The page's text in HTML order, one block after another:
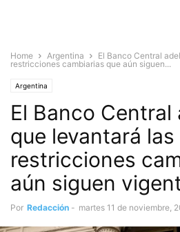
Home Argentina
El Banco Central
restricciones cambiarias que aún siguen...
Argentina
El Banco Central
que levantará las
restricciones
aún siguen
Por Redacción - martes 11 de noviembre,